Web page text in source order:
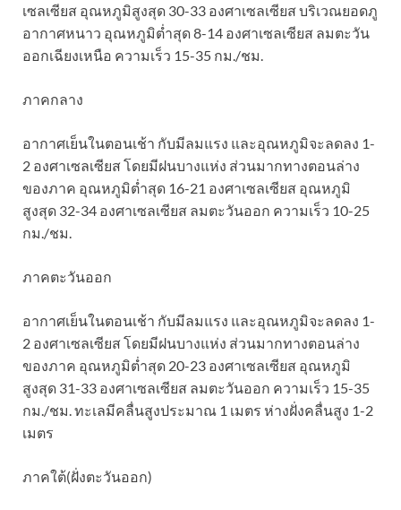
เซลเซียส อุณหภูมิสูงสุด 30-33 องศาเซลเซียส บริเวณยอดภู
อากาศหนาว อุณหภูมิต่ำสุด 8-14 องศาเซลเซียส ลมตะวัน
ออกเฉียงเหนือ ความเร็ว 15-35 กม./ชม.
ภาคกลาง
อากาศเย็นในตอนเช้า กับมีลมแรง และอุณหภูมิจะลดลง 1-
2 องศาเซลเซียส โดยมีฝนบางแห่ง ส่วนมากทางตอนล่าง
ของภาค อุณหภูมิต่ำสุด 16-21 องศาเซลเซียส อุณหภูมิ
สูงสุด 32-34 องศาเซลเซียส ลมตะวันออก ความเร็ว 10-25
กม./ชม.
ภาคตะวันออก
อากาศเย็นในตอนเช้า กับมีลมแรง และอุณหภูมิจะลดลง 1-
2 องศาเซลเซียส โดยมีฝนบางแห่ง ส่วนมากทางตอนล่าง
ของภาค อุณหภูมิต่ำสุด 20-23 องศาเซลเซียส อุณหภูมิ
สูงสุด 31-33 องศาเซลเซียส ลมตะวันออก ความเร็ว 15-35
กม./ชม. ทะเลมีคลื่นสูงประมาณ 1 เมตร ห่างฝั่งคลื่นสูง 1-2
เมตร
ภาคใต้(ฝั่งตะวันออก)